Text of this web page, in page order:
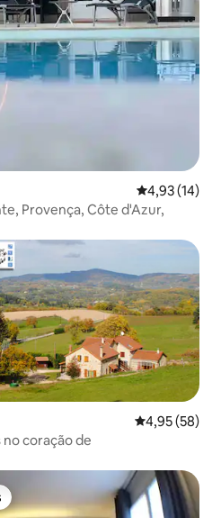
4,93 de uma
4,93 (14)
Provença, Côte d'Azur,
4,95 de uma
4,95 (58)
coração de
dos hóspedes